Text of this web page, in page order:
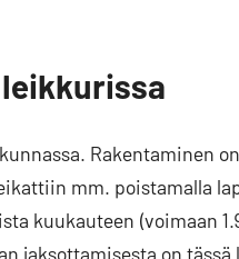
Rakentaminen
mm. poistamalla
kuukauteen (voimaan
jaksottamisesta on